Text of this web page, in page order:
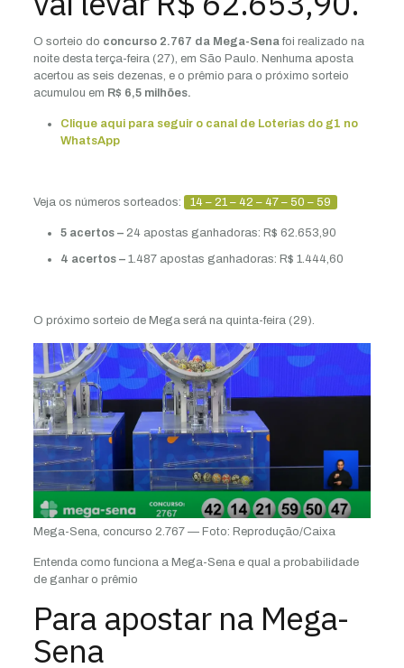
O sorteio do concurso 2.767 da Mega-Senafoi realizado na
noite desta terça-feira (27), em São Paulo. Nenhuma aposta
acertou as seis dezenas, e o prêmio para o próximo sorteio
acumulou em R$ 6,5 milhões.
Clique aqui para seguir o canal de Loterias do g1 no
WhatsApp
Veja os números sorteados: 14 – 21 – 42 – 47 – 50 – 59
5 acertos – 24 apostas ganhadoras: R$ 62.653,90
4 acertos – 1.487 apostas ganhadoras: R$ 1.444,60
O próximo sorteio de Mega será na quinta-feira (29).
Mega-Sena, concurso 2.767 — Foto: Reprodução/Caixa
Entenda como funciona a Mega-Sena e qual a probabilidade
de ganhar o prêmio
Para apostar na Mega-
Sena